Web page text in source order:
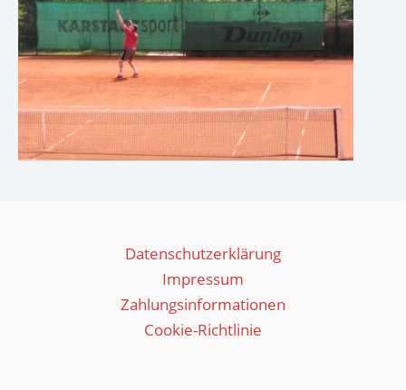
Datenschutzerklärung
Impressum
Zahlungsinformationen
Cookie-Richtlinie